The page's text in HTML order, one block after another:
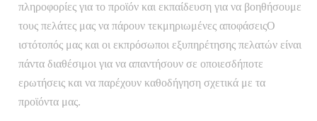
πληροφορίες για το προϊόν και εκπαίδευση για να βοηθήσουμε
τους πελάτες μας να πάρουν τεκμηριωμένες αποφάσειςΟ
ιστότοπός μας και οι εκπρόσωποι εξυπηρέτησης πελατών είναι
πάντα διαθέσιμοι για να απαντήσουν σε οποιεσδήποτε
ερωτήσεις και να παρέχουν καθοδήγηση σχετικά με τα
προϊόντα μας.